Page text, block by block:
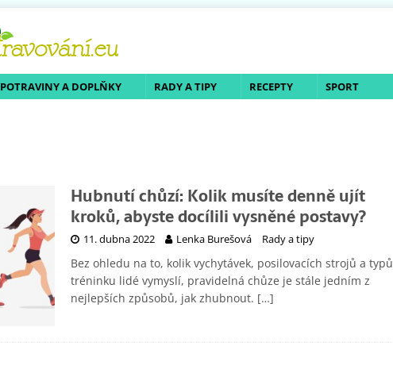
POTRAVINY A DOPLŇKY RADY A TIPY RECEPTY SPORT
Hubnutí chůzí: Kolik musíte denně ujít
kroků, abyste docílili vysněné postavy?
11. dubna 2022 Lenka Burešová Rady a tipy
Bez ohledu na to, kolik vychytávek, posilovacích strojů a typů
tréninku lidé vymyslí, pravidelná chůze je stále jedním z
nejlepších způsobů, jak zhubnout. […]